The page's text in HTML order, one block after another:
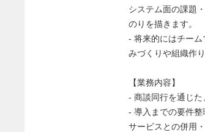
システム面の課題
のりを描きます。
- 将来的にはチー
みづくりや組織作
【業務内容】
- 商談同行を通じ
- 導入までの要件
サービスとの併用